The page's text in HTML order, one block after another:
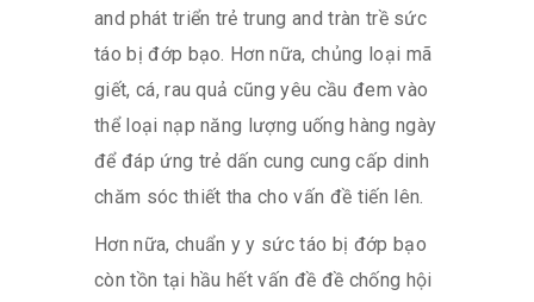
and phát triển trẻ trung and tràn trề sức
táo bị đớp bạo. Hơn nữa, chủng loại mã
giết, cá, rau quả cũng yêu cầu đem vào
thể loại nạp năng lượng uống hàng ngày
để đáp ứng trẻ dấn cung cung cấp dinh
chăm sóc thiết tha cho vấn đề tiến lên.
Hơn nữa, chuẩn y y sức táo bị đớp bạo
còn tồn tại hầu hết vấn đề đề chống hội